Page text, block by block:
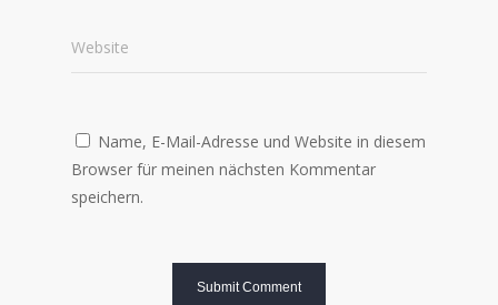
Website
Name, E-Mail-Adresse und Website in diesem
Browser für meinen nächsten Kommentar
speichern.